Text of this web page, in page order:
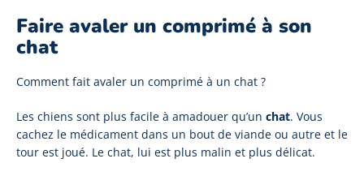
Faire avaler un comprimé à son
chat
Comment fait avaler un comprimé à un chat ?
Les chiens sont plus facile à amadouer qu’un chat. Vous
cachez le médicament dans un bout de viande ou autre et le
tour est joué. Le chat, lui est plus malin et plus délicat.